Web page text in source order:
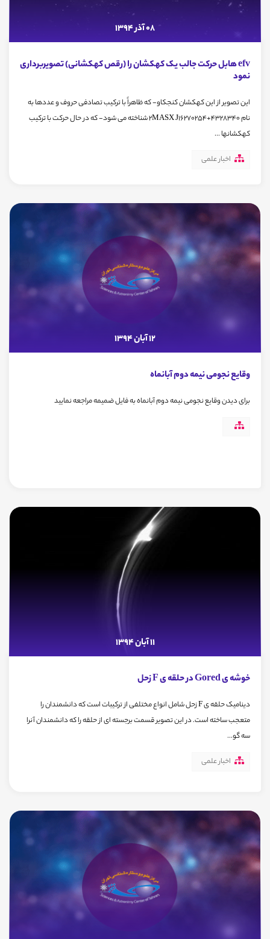
08 آذر 1394
efv هابل حرکت جالب یک کهکشان را (رقص کهکشانی) تصویربرداری
نمود
این تصویر از این کهکشان کنجکاو- که ظاهراً با ترکیب تصادفی حروف و عددها به
نام 2MASX J16270254+4328340 شناخته می شود- که در حال حرکت با ترکیب
کهکشانها ...
اخبار علمی
12 آبان 1394
وقایع نجومی نیمه دوم آبانماه
برای دیدن وقایع نجومی نیمه دوم آبانماه به فایل ضمیمه مراجعه نمایید
11 آبان 1394
خوشه ی Gored در حلقه ی F زحل
دینامیک حلقه ی F زحل شامل انواع مختلفی از ترکیبات است که دانشمندان را
متعجب ساخته است. در این تصویر قسمت برجسته ای از حلقه را که دانشمندان آنرا
سه گو...
اخبار علمی